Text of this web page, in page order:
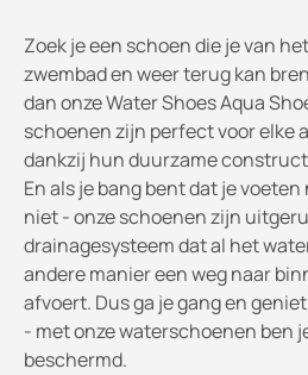
Zoek je een schoen die je van
zwembad en weer terug kan
dan onze Water Shoes Aqua
schoenen zijn perfect voor elke
dankzij hun duurzame
En als je bang bent dat je
niet - onze schoenen zijn
drainagesysteem dat al het
andere manier een weg naar
afvoert. Dus ga je gang en
- met onze waterschoenen ben
beschermd.